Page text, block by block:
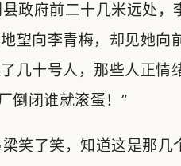
政府前二十几米远处，
望向李青梅，却见她向
几十号人，那些人正情
倒闭谁就滚蛋！”
笑了笑，知道这是那几